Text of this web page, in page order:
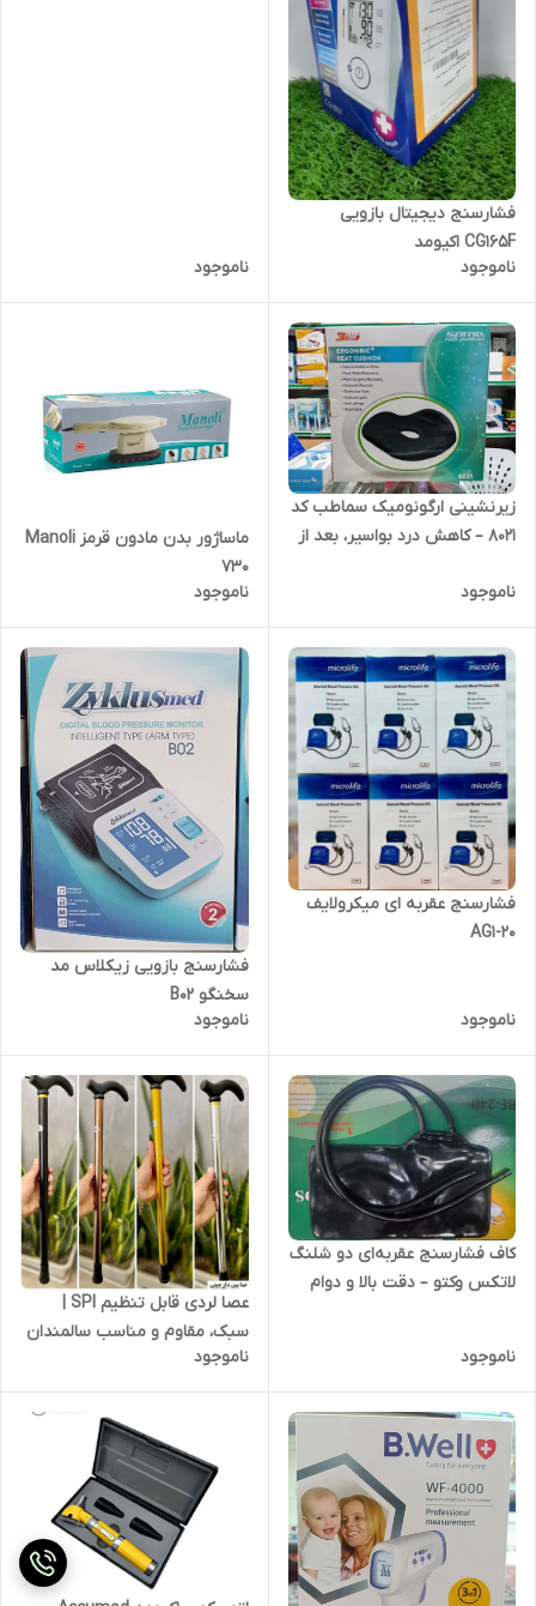
فشارسنج دیجیتال بازویی
CG165F اکیومد
ناموجود
ناموجود
زیرنشینی ارگونومیک سماطب کد
۸۰۲۱ – کاهش درد بواسیر، بعد از
ناموجود
ماساژور بدن مادون قرمز Manoli
730
ناموجود
فشارسنج عقربه ای میکرولایف
AG1-20
ناموجود
فشارسنج بازویی زیکلاس مد
سخنگو B02
ناموجود
کاف فشارسنج عقربه‌ای دو شلنگ
لاتکس وکتو – دقت بالا و دوام
ناموجود
سبک، مقاوم و مناسب سالمندان
ناموجود